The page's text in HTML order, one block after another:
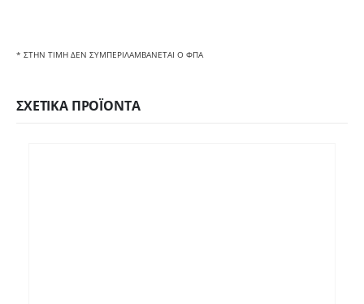
* ΣΤΗΝ ΤΙΜΗ ΔΕΝ ΣΥΜΠΕΡΙΛΑΜΒΑΝΕΤΑΙ Ο ΦΠΑ
ΣΧΕΤΙΚΆ ΠΡΟΪΌΝΤΑ